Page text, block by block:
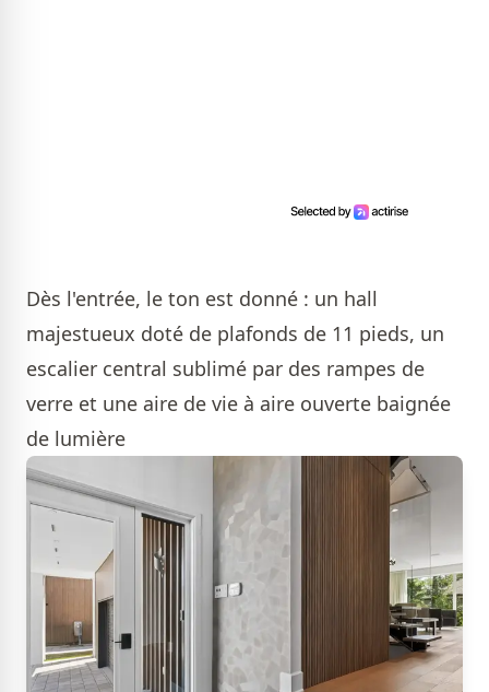
Dès l'entrée, le ton est donné : un hall
majestueux doté de plafonds de 11 pieds, un
escalier central sublimé par des rampes de
verre et une aire de vie à aire ouverte baignée
de lumière